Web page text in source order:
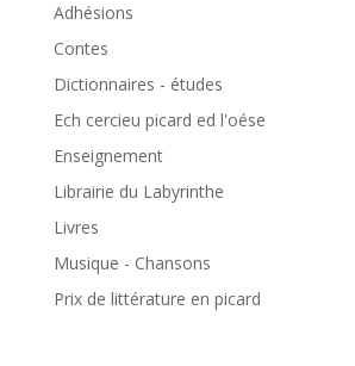
Adhésions
Contes
Dictionnaires - études
Ech cercieu picard ed l'oése
Enseignement
Librairie du Labyrinthe
Livres
Musique - Chansons
Prix de littérature en picard